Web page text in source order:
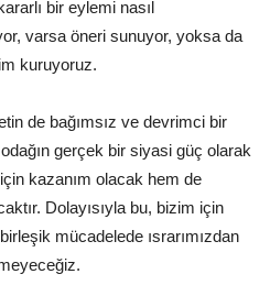
bir eylemi nasıl
varsa öneri sunuyor, yoksa da
kuruyoruz.
de bağımsız ve devrimci bir
gerçek bir siyasi güç olarak
kazanım olacak hem de
Dolayısıyla bu, bizim için
mücadelede ısrarımızdan